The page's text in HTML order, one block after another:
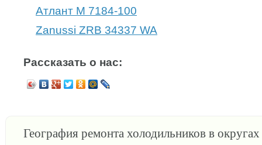
Атлант М 7184-100
Zanussi ZRB 34337 WA
Рассказать о нас:
География ремонта холодильников в